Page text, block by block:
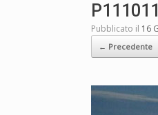
Pubblicato il 16
← Precedente